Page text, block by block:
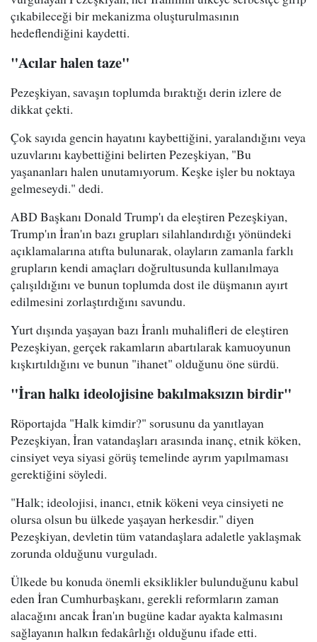
çıkabileceği bir mekanizma oluşturulmasının
hedeflendiğini kaydetti.
"Acılar halen taze"
Pezeşkiyan, savaşın toplumda bıraktığı derin izlere de
dikkat çekti.
Çok sayıda gencin hayatını kaybettiğini, yaralandığını veya
uzuvlarını kaybettiğini belirten Pezeşkiyan, "Bu
yaşananları halen unutamıyorum. Keşke işler bu noktaya
gelmeseydi." dedi.
ABD Başkanı Donald Trump'ı da eleştiren Pezeşkiyan,
Trump'ın İran'ın bazı grupları silahlandırdığı yönündeki
açıklamalarına atıfta bulunarak, olayların zamanla farklı
grupların kendi amaçları doğrultusunda kullanılmaya
çalışıldığını ve bunun toplumda dost ile düşmanın ayırt
edilmesini zorlaştırdığını savundu.
Yurt dışında yaşayan bazı İranlı muhalifleri de eleştiren
Pezeşkiyan, gerçek rakamların abartılarak kamuoyunun
kışkırtıldığını ve bunun "ihanet" olduğunu öne sürdü.
"İran halkı ideolojisine bakılmaksızın birdir"
Röportajda "Halk kimdir?" sorusunu da yanıtlayan
Pezeşkiyan, İran vatandaşları arasında inanç, etnik köken,
cinsiyet veya siyasi görüş temelinde ayrım yapılmaması
gerektiğini söyledi.
"Halk; ideolojisi, inancı, etnik kökeni veya cinsiyeti ne
olursa olsun bu ülkede yaşayan herkesdir." diyen
Pezeşkiyan, devletin tüm vatandaşlara adaletle yaklaşmak
zorunda olduğunu vurguladı.
Ülkede bu konuda önemli eksiklikler bulunduğunu kabul
eden İran Cumhurbaşkanı, gerekli reformların zaman
alacağını ancak İran'ın bugüne kadar ayakta kalmasını
sağlayanın halkın fedakârlığı olduğunu ifade etti.